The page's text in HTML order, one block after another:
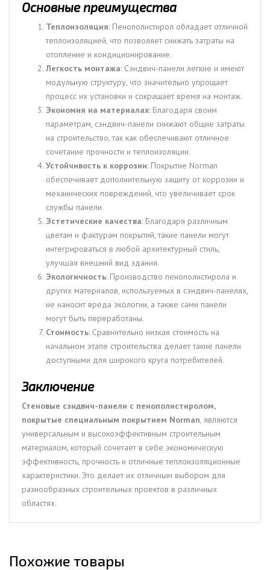
Основные преимущества
Теплоизоляция: Пенополистирол обладает отличной
теплоизоляцией, что позволяет снижать затраты на
отопление и кондиционирование.
Легкость монтажа: Сэндвич-панели легкие и имеют
модульную структуру, что значительно упрощает
процесс их установки и сокращает время на монтаж.
Экономия на материалах: Благодаря своим
параметрам, сэндвич-панели снижают общие затраты
на строительство, так как обеспечивают отличное
сочетание прочности и теплоизоляции.
Устойчивость к коррозии: Покрытие Norman
обеспечивает дополнительную защиту от коррозии и
механических повреждений, что увеличивает срок
службы панели.
Эстетические качества: Благодаря различным
цветам и фактурам покрытий, такие панели могут
интегрироваться в любой архитектурный стиль,
улучшая внешний вид здания.
Экологичность: Производство пенополистирола и
других материалов, используемых в сэндвич-панелях,
не наносит вреда экологии, а также сами панели
могут быть переработаны.
Стоимость: Сравнительно низкая стоимость на
начальном этапе строительства делает такие панели
доступными для широкого круга потребителей.
Заключение
Стеновые сэндвич-панели с пенополистиролом,
покрытые специальным покрытием Norman, являются
универсальным и высокоэффективным строительным
материалом, который сочетает в себе экономическую
эффективность, прочность и отличные теплоизоляционные
характеристики. Это делает их отличным выбором для
разнообразных строительных проектов в различных
областях.
Похожие товары